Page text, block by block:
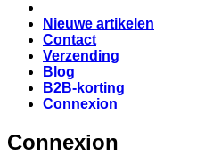
Nieuwe artikelen
Contact
Verzending
Blog
B2B-korting
Connexion
Connexion